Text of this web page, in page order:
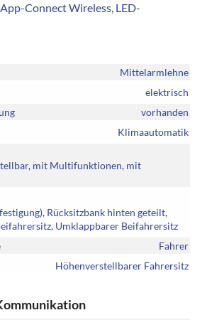
Connect Wireless, LED-
Mittelarmlehne
elektrisch
vorhanden
Klimaautomatik
mit Multifunktionen, mit
Rücksitzbank hinten geteilt,
Umklappbarer Beifahrersitz
Fahrer
Höhenverstellbarer Fahrersitz